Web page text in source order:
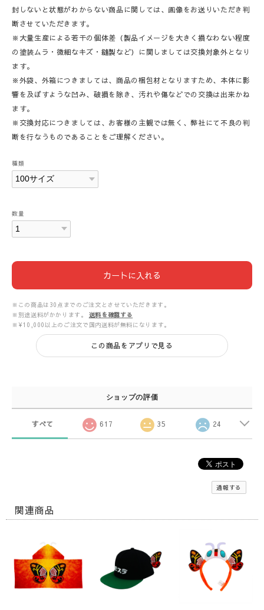
封しないと状態がわからない商品に関しては、画像をお送りいただき判
断させていただきます。
※大量生産による若干の個体差（製品イメージを大きく損なわない程度
の塗装ムラ・微細なキズ・縫製など）に関しましては交換対象外となり
ます。
※外袋、外箱につきましては、商品の梱包材となりますため、本体に影
響を及ぼすような凹み、破損を除き、汚れや傷などでの交換は出来かね
ます。
※交換対応につきましては、お客様の主観では無く、弊社にて不良の判
断を行なうものであることをご理解ください。
種類
数量
カートに入れる
※この商品は30点までのご注文とさせていただきます。
※別途送料がかかります。
送料を確認する
※¥10,000以上のご注文で国内送料が無料になります。
この商品をアプリで見る
ショップの評価
すべて 617 35 24
通報する
関連商品